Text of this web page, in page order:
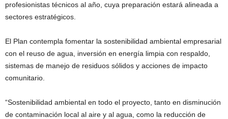
profesionistas técnicos al año, cuya preparación estará alineada a
sectores estratégicos.
El Plan contempla fomentar la sostenibilidad ambiental empresarial
con el reuso de agua, inversión en energía limpia con respaldo,
sistemas de manejo de residuos sólidos y acciones de impacto
comunitario.
“Sostenibilidad ambiental en todo el proyecto, tanto en disminución
de contaminación local al aire y al agua, como la reducción de